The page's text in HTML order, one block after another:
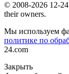
© 2008-2026 12-
their owners.
Мы используем
политике по
24.com
Закрыть